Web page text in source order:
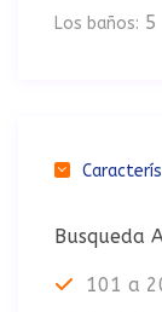
Los baños: 5
Busqueda
101 a